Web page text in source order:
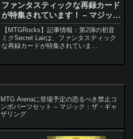
ファンタスティックな再録カード
が特集されています！ – マジッ
ク：ザ・ギャザリング
【MTGRocks】記事情報：第2弾の初音
ミクSecret Lairは、ファンタスティック
な再録カードが特集されていま
MTG Arenaに登場予定の恐るべき禁止コ
ンボパーツセット – マジック：ザ・ギャ
ザリング